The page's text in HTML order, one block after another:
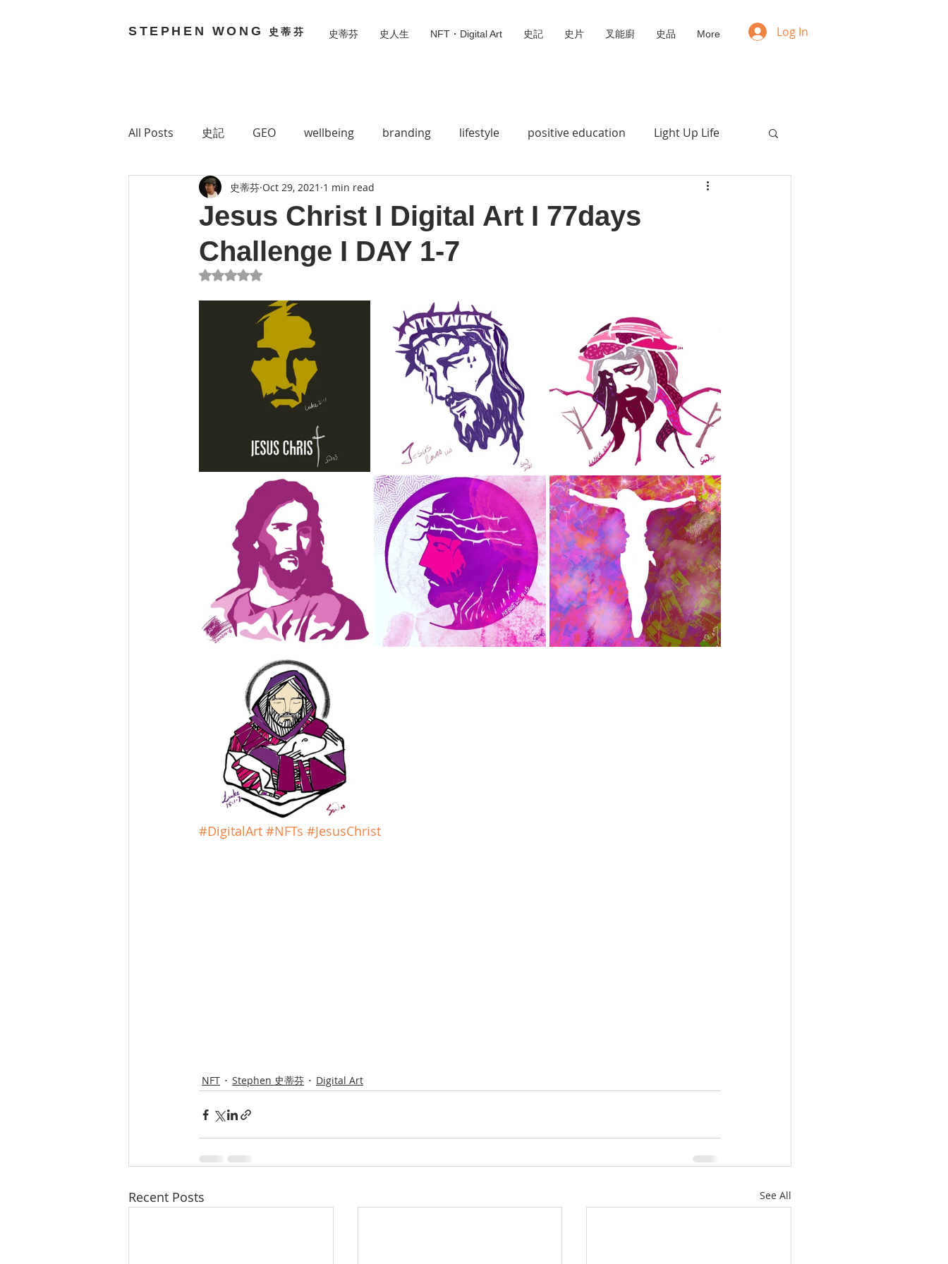
STEPHEN WONG 史蒂芬 史蒂芬 史人生 NFT・Digital Art 史記 史片 叉能廚 史品 More Log In
All Posts 史記 GEO wellbeing branding lifestyle positive education Light Up Life
Brain Bouncy Stephen 史蒂芬 Social Wedia Positive Mindset
Technology 網絡媒體 Jesus loves you Do Mi So
MetaVerse Digital Art 無標題類別
齊齊去 系列
Jesus Christ I Digital Art I 77days
Challenge I DAY 1-7
史蒂芬 Oct 29, 2021 1 min read
Rated NaN out of 5 stars.
#DigitalArt #NFTs #JesusChrist
NFT Stephen 史蒂芬 Digital Art
Recent Posts See All